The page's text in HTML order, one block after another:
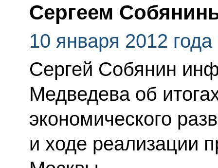
Сергеем
10 января 2012 года
Сергей Собянин
Медведева об
экономического
и ходе реализации